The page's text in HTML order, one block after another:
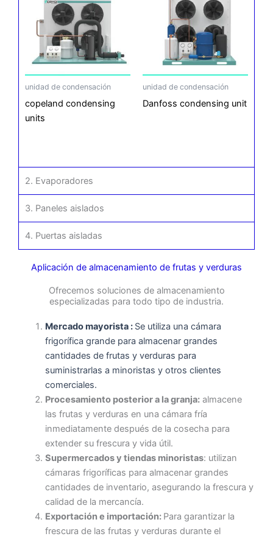
unidad de condensación
copeland condensing
units
unidad de condensación
Danfoss condensing unit
2. Evaporadores
3. Paneles aislados
4. Puertas aisladas
Aplicación de almacenamiento de frutas y verduras
Ofrecemos soluciones de almacenamiento
especializadas para todo tipo de industria.
Mercado mayorista : Se utiliza una cámara
frigorífica grande para almacenar grandes
cantidades de frutas y verduras para
suministrarlas a minoristas y otros clientes
comerciales.
Procesamiento posterior a la granja:almacene
las frutas y verduras en una cámara fría
inmediatamente después de la cosecha para
extender su frescura y vida útil.
Supermercados y tiendas minoristas: utilizan
cámaras frigoríficas para almacenar grandes
cantidades de inventario, asegurando la frescura y
calidad de la mercancía.
Exportación e importación: Para garantizar la
frescura de las frutas y verduras durante el